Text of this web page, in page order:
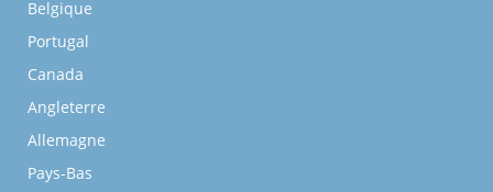
Belgique
Portugal
Canada
Angleterre
Allemagne
Pays-Bas